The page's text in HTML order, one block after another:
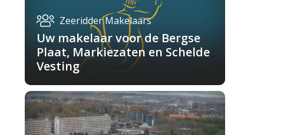
Zeeridder Makelaars
Uw makelaar voor de Bergse
Plaat, Markiezaten en Schelde
Vesting